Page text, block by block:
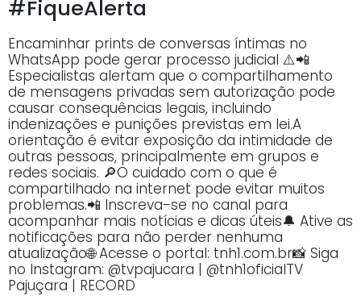
#FiqueAlerta
Encaminhar prints de conversas íntimas no
WhatsApp pode gerar processo judicial ⚠️📲
Especialistas alertam que o compartilhamento
de mensagens privadas sem autorização pode
causar consequências legais, incluindo
indenizações e punições previstas em lei.A
orientação é evitar exposição da intimidade de
outras pessoas, principalmente em grupos e
redes sociais. 🔎O cuidado com o que é
compartilhado na internet pode evitar muitos
problemas.📲 Inscreva-se no canal para
acompanhar mais notícias e dicas úteis🔔 Ative as
notificações para não perder nenhuma
atualização🌐 Acesse o portal: tnh1.com.br📸 Siga
no Instagram: @tvpajucara | @tnh1oficialTV
Pajuçara | RECORD